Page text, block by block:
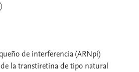
de interferencia (ARNpi)
la transtiretina de tipo natural